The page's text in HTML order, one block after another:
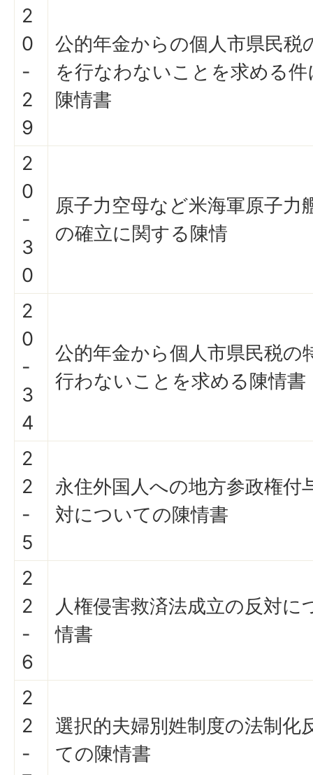
2
0
-
2
9
公的年金からの個人市県民税
を行なわないことを求める
陳情書
2
0
-
3
0
原子力空母など米海軍原子力
の確立に関する陳情
2
0
-
3
4
公的年金から個人市県民税の
行わないことを求める陳情書
2
2
-
5
永住外国人への地方参政権付
対についての陳情書
2
2
-
6
人権侵害救済法成立の反対に
情書
2
2
-
選択的夫婦別姓制度の法制化
ての陳情書